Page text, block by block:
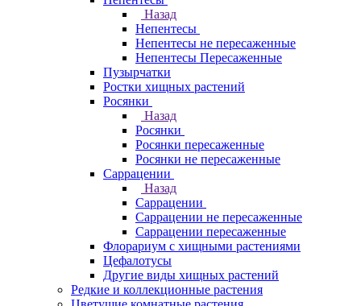
Назад
Непентесы
Непентесы не пересаженные
Непентесы Пересаженные
Пузырчатки
Ростки хищных растений
Росянки
Назад
Росянки
Росянки пересаженные
Росянки не пересаженные
Саррацении
Назад
Саррацении
Саррацении не пересаженные
Саррацении пересаженные
Флорариум с хищными растениями
Цефалотусы
Другие виды хищных растений
Редкие и коллекционные растения